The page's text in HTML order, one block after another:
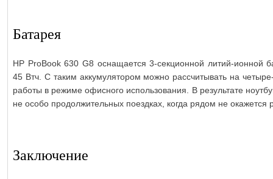
Батарея
HP ProBook 630 G8 оснащается 3-секционной литий-ионной
45 Втч. С таким аккумулятором можно рассчитывать на
работы в режиме офисного использования. В результате
не особо продолжительных поездках, когда рядом не окажется
Заключение